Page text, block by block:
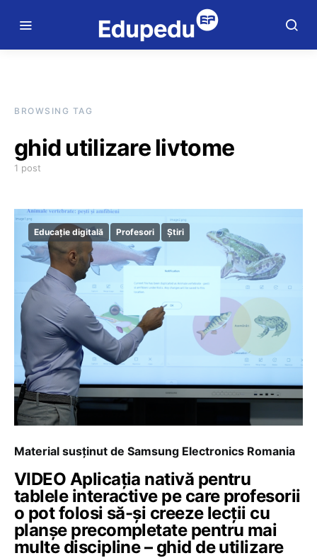
BROWSING TAG
ghid utilizare livtome
1 post
Educație digitală Profesori Știri
Material susținut de Samsung Electronics Romania
VIDEO Aplicația nativă pentru
tablele interactive pe care profesorii
o pot folosi să-și creeze lecții cu
planșe precompletate pentru mai
multe discipline – ghid de utilizare